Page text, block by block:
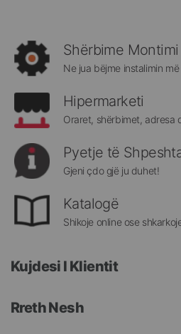
rreth
Megatek:
Shërbime Montimi
Ne jua bëjme instalimin
Hipermarketi
Oraret, shërbimet, adresa
Pyetje të
Gjeni çdo gjë ju duhet!
Katalogë
Shikoje online ose
Kujdesi I Klientit
Rreth Nesh